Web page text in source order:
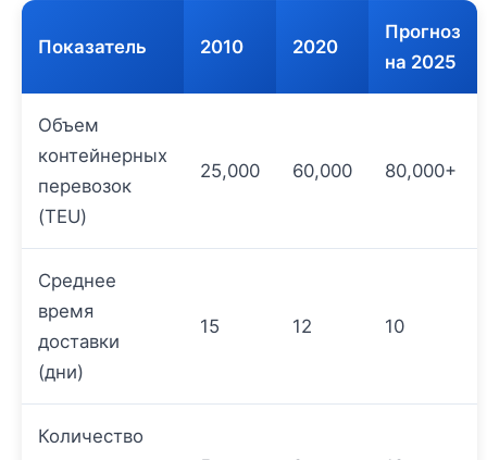
Показатель 2010 2020
Прогноз
на 2025
Объем
контейнерных
перевозок
(TEU)
25,000 60,000 80,000+
Среднее
время
доставки
(дни)
15 12 10
Количество